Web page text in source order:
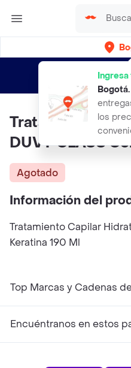
Bogotá.
los
envíos gratis
Tratamiento
DUVY CLASS
Agotado
Información del
Tratamiento Capilar
Keratina 190 Ml
Top Marcas y Cadenas
Encuéntranos en estos